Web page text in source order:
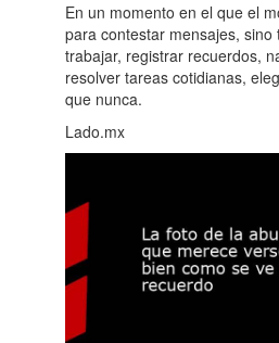
En un momento en el que el
para contestar mensajes, sino
trabajar, registrar recuerdos,
resolver tareas cotidianas,
que nunca.
Lado.mx